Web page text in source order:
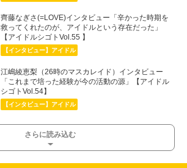
齊藤なぎさ(=LOVE)インタビュー「辛かった時期を
救ってくれたのが、アイドルという存在だった」
【アイドルシゴトVol.55 】
【インタビュー】アイドル
江嶋綾恵梨（26時のマスカレイド）インタビュー
「これまで培った経験が今の活動の源」【アイドル
シゴトVol.54】
【インタビュー】アイドル
さらに読み込む